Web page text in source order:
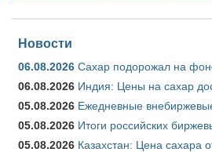
Новости
06.08.2026 Сахар подорожал на
06.08.2026 Индия: Цены на сахар
05.08.2026 Ежедневные
05.08.2026 Итоги российских
05.08.2026 Казахстан: Цена сахара